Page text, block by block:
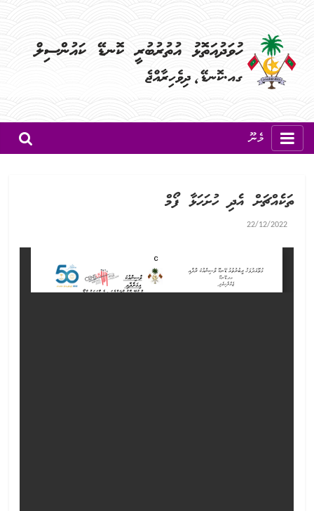
މެނޫ
ތަކެއްޗަށް އެދި ހުށަހަޅާ ފޯމް
22/12/2022